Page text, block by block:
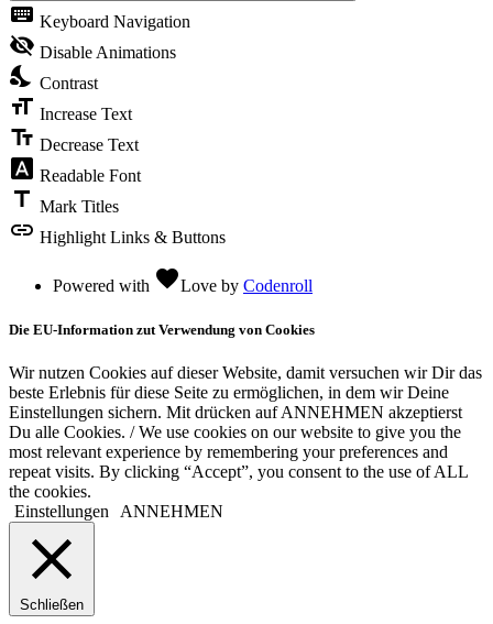
keyboard Keyboard Navigation
visibility_off Disable Animations
nights_stay Contrast
format_size Increase Text
text_fields Decrease Text
font_download Readable Font
title Mark Titles
link Highlight Links & Buttons
Powered with favoriteLove by Codenroll
Die EU-Information zut Verwendung von Cookies
Wir nutzen Cookies auf dieser Website, damit versuchen wir Dir das
beste Erlebnis für diese Seite zu ermöglichen, in dem wir Deine
Einstellungen sichern. Mit drücken auf ANNEHMEN akzeptierst
Du alle Cookies. / We use cookies on our website to give you the
most relevant experience by remembering your preferences and
repeat visits. By clicking “Accept”, you consent to the use of ALL
the cookies.
Einstellungen
ANNEHMEN
Schließen